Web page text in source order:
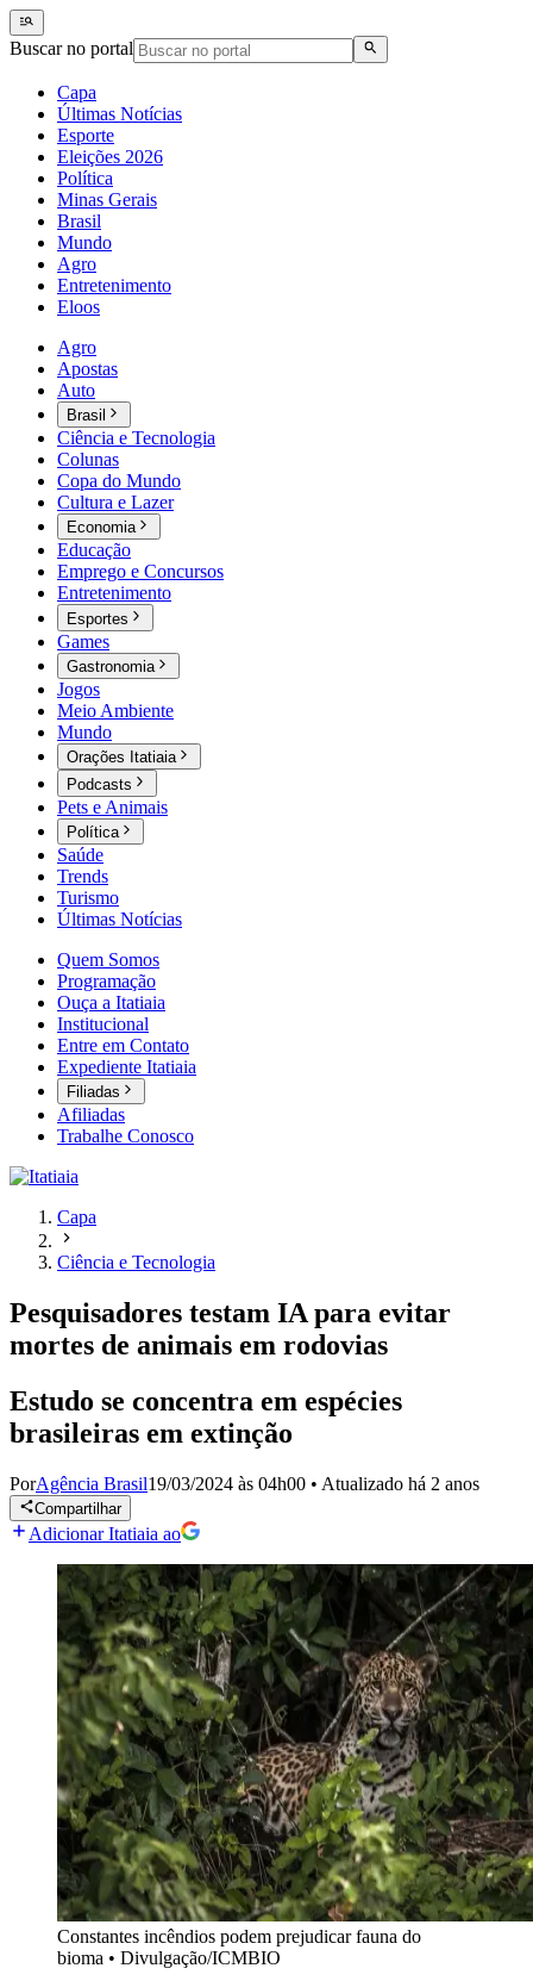
Buscar no portal
Capa
Últimas Notícias
Esporte
Eleições 2026
Política
Minas Gerais
Brasil
Mundo
Agro
Entretenimento
Eloos
Agro
Apostas
Auto
Brasil
Ciência e Tecnologia
Colunas
Copa do Mundo
Cultura e Lazer
Economia
Educação
Emprego e Concursos
Entretenimento
Esportes
Games
Gastronomia
Jogos
Meio Ambiente
Mundo
Orações Itatiaia
Podcasts
Pets e Animais
Política
Saúde
Trends
Turismo
Últimas Notícias
Quem Somos
Programação
Ouça a Itatiaia
Institucional
Entre em Contato
Expediente Itatiaia
Filiadas
Afiliadas
Trabalhe Conosco
Capa
Ciência e Tecnologia
Pesquisadores testam IA para evitar
mortes de animais em rodovias
Estudo se concentra em espécies
brasileiras em extinção
PorAgência Brasil19/03/2024 às 04h00 • Atualizado há 2 anos
Compartilhar
Adicionar Itatiaia ao
Constantes incêndios podem prejudicar fauna do
bioma • Divulgação/ICMBIO